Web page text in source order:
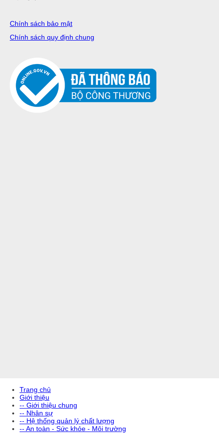
Chính sách bảo mật
Chính sách quy định chung
Trang chủ
Giới thiệu
-- Giới thiệu chung
-- Nhân sự
-- Hệ thống quản lý chất lượng
-- An toàn - Sức khỏe - Môi trường